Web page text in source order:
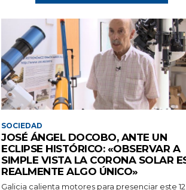
SOCIEDAD
JOSÉ ÁNGEL DOCOBO, ANTE UN
ECLIPSE HISTÓRICO: «OBSERVAR A
SIMPLE VISTA LA CORONA SOLAR
REALMENTE ALGO ÚNICO»
Galicia calienta motores para presenciar este